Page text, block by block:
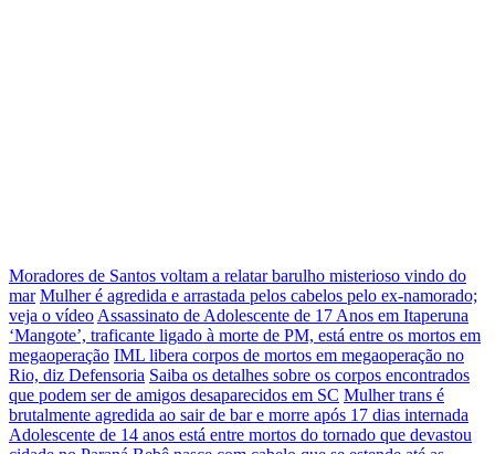
Moradores de Santos voltam a relatar barulho misterioso vindo do
mar Mulher é agredida e arrastada pelos cabelos pelo ex-namorado;
veja o vídeo Assassinato de Adolescente de 17 Anos em Itaperuna
‘Mangote’, traficante ligado à morte de PM, está entre os mortos em
megaoperação IML libera corpos de mortos em megaoperação no
Rio, diz Defensoria Saiba os detalhes sobre os corpos encontrados
que podem ser de amigos desaparecidos em SC Mulher trans é
brutalmente agredida ao sair de bar e morre após 17 dias internada
Adolescente de 14 anos está entre mortos do tornado que devastou